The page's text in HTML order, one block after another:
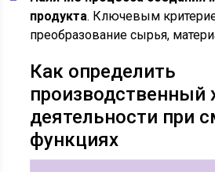
продукта. Ключевым
преобразование сырья,
Как определить
производственный
деятельности при
функциях